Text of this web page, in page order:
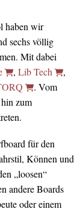
haben wir
sechs völlig
Mit dabei
, Lib Tech
,
. Vom
zum
für den
Können und
„loosen“
andere Boards
oder einem